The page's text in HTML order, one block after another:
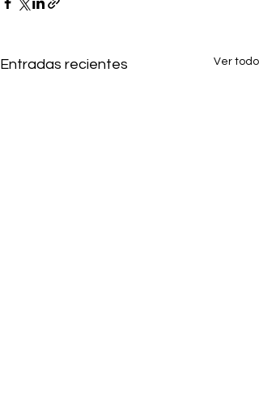
Entradas recientes Ver todo